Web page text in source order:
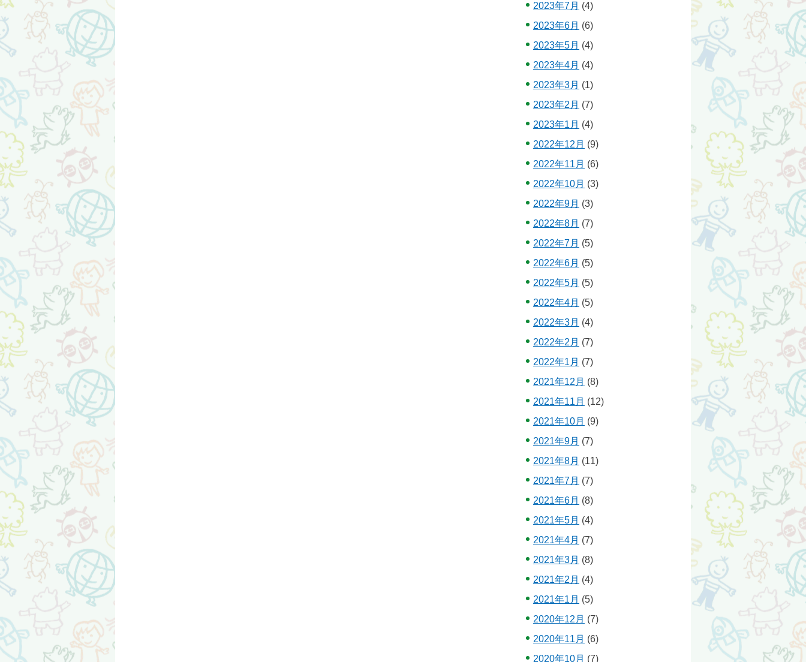
2023年7月 (4)
2023年6月 (6)
2023年5月 (4)
2023年4月 (4)
2023年3月 (1)
2023年2月 (7)
2023年1月 (4)
2022年12月 (9)
2022年11月 (6)
2022年10月 (3)
2022年9月 (3)
2022年8月 (7)
2022年7月 (5)
2022年6月 (5)
2022年5月 (5)
2022年4月 (5)
2022年3月 (4)
2022年2月 (7)
2022年1月 (7)
2021年12月 (8)
2021年11月 (12)
2021年10月 (9)
2021年9月 (7)
2021年8月 (11)
2021年7月 (7)
2021年6月 (8)
2021年5月 (4)
2021年4月 (7)
2021年3月 (8)
2021年2月 (4)
2021年1月 (5)
2020年12月 (7)
2020年11月 (6)
2020年10月 (7)